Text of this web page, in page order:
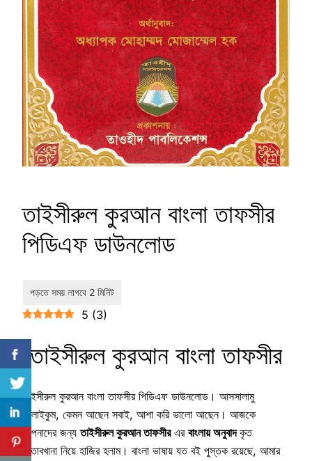
তাইসীরুল কুরআন বাংলা তাফসীর
পিডিএফ ডাউনলোড
5 (3)
তাইসীরুল কুরআন বাংলা তাফসীর
তাইসীরুল কুরআন বাংলা তাফসীর পিডিএফ ডাউনলোড। আসসালামু
আলাইকুম, কেমন আছেন সবাই, আশা করি ভালো আছেন। আজকে
আপনাদের জন্যতাইসীরুল কুরআন তাফসীরএর বাংলায় অনুবাদকৃত
কিতাবখানা নিয়ে হাজির হলাম। বাংলা ভাষায় যত বই পুস্তক রয়েছে, আমার